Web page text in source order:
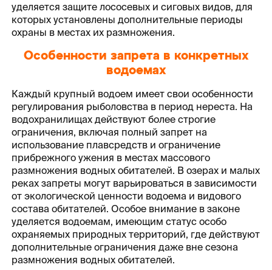
уделяется защите лососевых и сиговых видов, для
которых установлены дополнительные периоды
охраны в местах их размножения.
Особенности запрета в конкретных
водоемах
Каждый крупный водоем имеет свои особенности
регулирования рыболовства в период нереста. На
водохранилищах действуют более строгие
ограничения, включая полный запрет на
использование плавсредств и ограничение
прибрежного ужения в местах массового
размножения водных обитателей. В озерах и малых
реках запреты могут варьироваться в зависимости
от экологической ценности водоема и видового
состава обитателей. Особое внимание в законе
уделяется водоемам, имеющим статус особо
охраняемых природных территорий, где действуют
дополнительные ограничения даже вне сезона
размножения водных обитателей.